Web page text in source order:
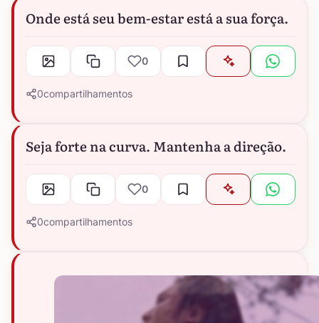
Onde está seu bem-estar está a sua força.
0
0compartilhamentos
Seja forte na curva. Mantenha a direção.
0
0compartilhamentos